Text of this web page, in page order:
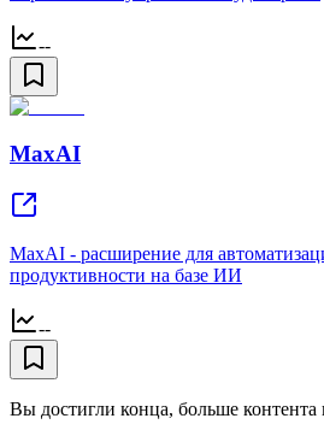
--
MaxAI
MaxAI - расширение для
продуктивности на базе ИИ
--
Вы достигли конца, больше контента